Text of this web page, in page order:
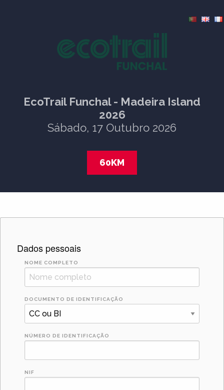
EcoTrail Funchal - Madeira Island
2026
Sábado, 17 Outubro 2026
60KM
Dados pessoais
NOME COMPLETO
DOCUMENTO DE IDENTIFICAÇÃO
NÚMERO DE IDENTIFICAÇÃO
NIF